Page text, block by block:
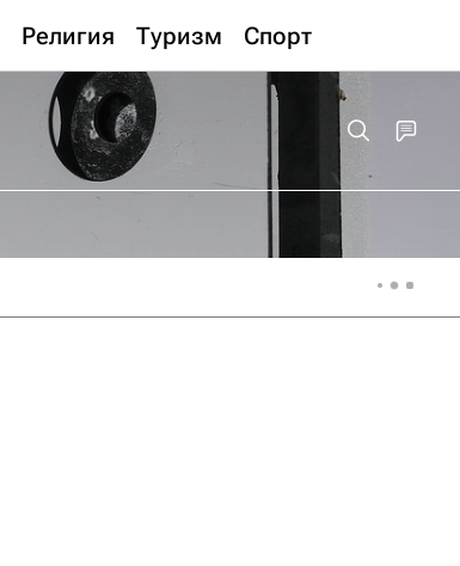
Религия Туризм Спорт